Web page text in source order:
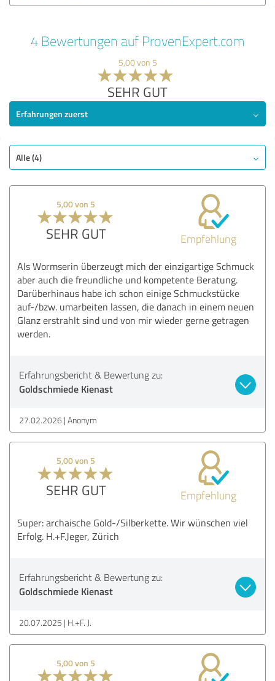
4 Bewertungen auf ProvenExpert.com
5,00 von 5
SEHR GUT
Erfahrungen zuerst
Alle (4)
5,00 von 5
SEHR GUT Empfehlung
Als Wormserin überzeugt mich der einzigartige Schmuck
aber auch die freundliche und kompetente Beratung.
Darüberhinaus habe ich schon einige Schmuckstücke
auf-/bzw. umarbeiten lassen, die danach in einem neuen
Glanz erstrahlt sind und von mir wieder gerne getragen
werden.
Erfahrungsbericht & Bewertung zu:
Goldschmiede Kienast
27.02.2026 Anonym
5,00 von 5
SEHR GUT Empfehlung
Super: archaische Gold-/Silberkette. Wir wünschen viel
Erfolg. H.+F.Jeger, Zürich
Erfahrungsbericht & Bewertung zu:
Goldschmiede Kienast
20.07.2025 H.+F. J.
5,00 von 5